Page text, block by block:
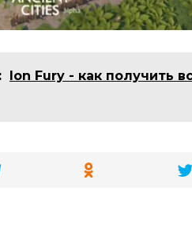
Ion Fury - как получить